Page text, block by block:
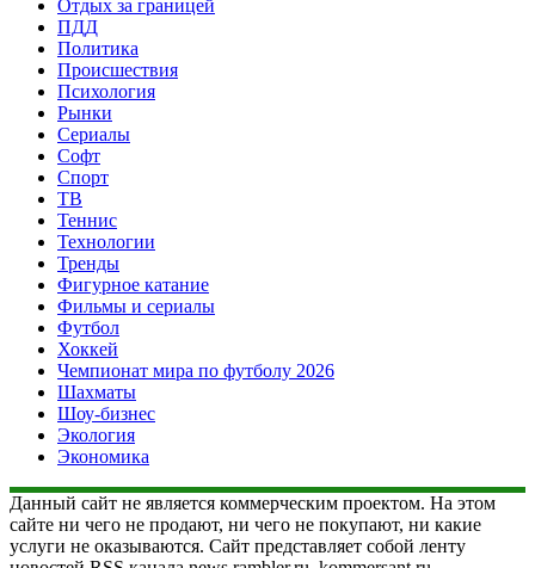
Отдых за границей
ПДД
Политика
Происшествия
Психология
Рынки
Сериалы
Софт
Спорт
ТВ
Теннис
Технологии
Тренды
Фигурное катание
Фильмы и сериалы
Футбол
Хоккей
Чемпионат мира по футболу 2026
Шахматы
Шоу-бизнес
Экология
Экономика
Данный сайт не является коммерческим проектом. На этом
сайте ни чего не продают, ни чего не покупают, ни какие
услуги не оказываются. Сайт представляет собой ленту